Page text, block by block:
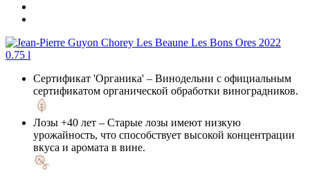
Сертификат 'Органика' – Винодельни с официальным
сертификатом органической обработки виноградников.
Лозы +40 лет – Старые лозы имеют низкую
урожайность, что способствует высокой концентрации
вкуса и аромата в вине.